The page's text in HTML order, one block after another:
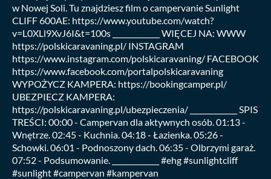
w Nowej Soli. Tu znajdziesz film o campervanie Sunlight
CLIFF 600AE: https://www.youtube.com/watch?
v=L0XLl9XvJ6I&t=100s _____________ WIĘCEJ NA: WWW
https://polskicaravaning.pl/ INSTAGRAM
https://www.instagram.com/polskicaravaning/ FACEBOOK
https://www.facebook.com/portalpolskicaravaning
WYPOŻYCZ KAMPERA: https://bookingcamper.pl/
UBEZPIECZ KAMPERA:
https://polskicaravaning.pl/ubezpieczenia/ _____________ SPIS
TREŚCI: 00:00 - Campervan dla aktywnych osób. 01:13 -
Wnętrze. 02:45 - Kuchnia. 04:18 - Łazienka. 05:26 -
Schowki. 06:01 - Podnoszony dach. 06:35 - Olbrzymi garaż.
07:52 - Podsumowanie. _____________ #ehg #sunlightcliff
#sunlight #campervan #kampervan